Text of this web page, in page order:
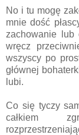
No i tu mogę
mnie dość
zachowanie lub
wręcz
wszyscy po
głównej
lubi.
Co się tyczy
całkiem